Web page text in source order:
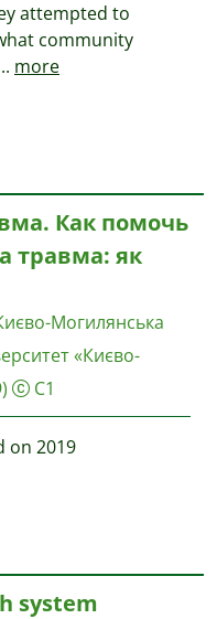
attempted to
community
more
Как помочь
травма: як
Могилянська
«Києво-
C1
on 2019
system